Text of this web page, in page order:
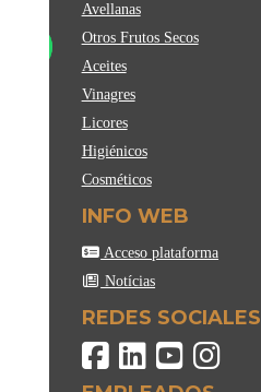
Avellanas
Otros Frutos Secos
Aceites
Vinagres
Licores
Higiénicos
Cosméticos
INFO WEB
Acceso plataforma
Notícias
REDES SOCIALES